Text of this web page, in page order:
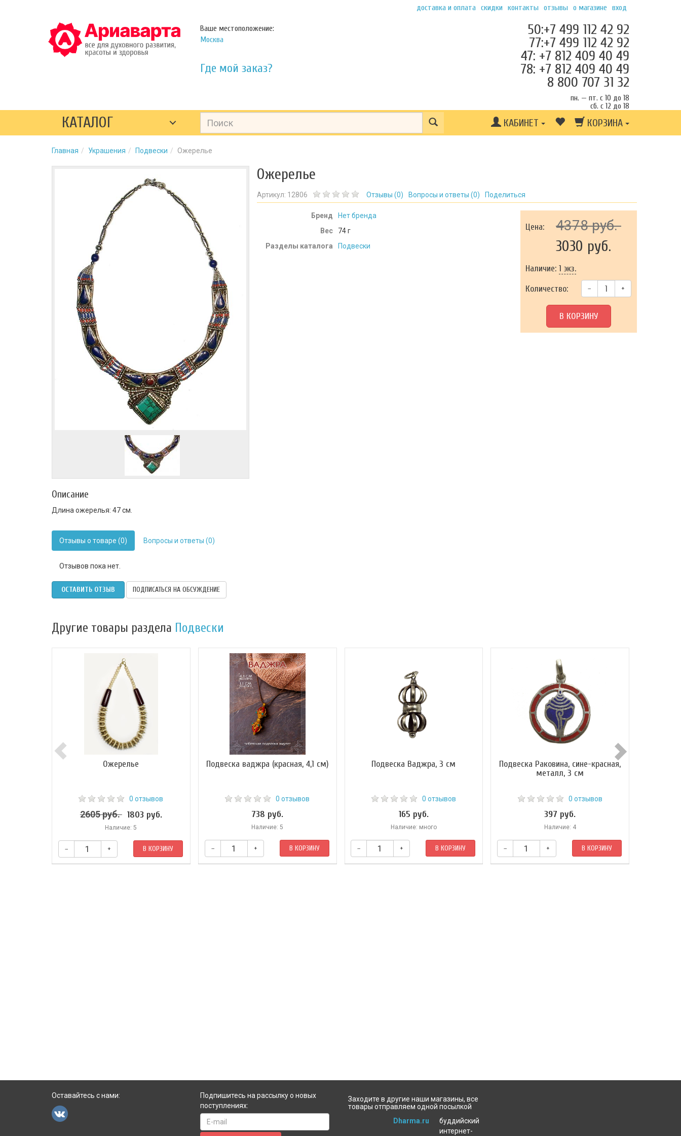
доставка и оплата скидки контакты отзывы о магазине вход
Ваше местоположение:
Москва
Где мой заказ?
50:+7 499 112 42 92
77:+7 499 112 42 92
47: +7 812 409 40 49
78: +7 812 409 40 49
8 800 707 31 32
пн. — пт. с 10 до 18
сб. с 12 до 18
КАТАЛОГ КАБИНЕТ КОРЗИНА
Главная Украшения Подвески Ожерелье
Ожерелье
Артикул: 12806 Отзывы (0) Вопросы и ответы (0) Поделиться
Бренд
Нет бренда
Вес
74г
Разделы каталога
Подвески
Цена: 4378 руб.
3030 руб.
Наличие: 1 экз.
Количество:
– +
В КОРЗИНУ
Описание
Длина ожерелья: 47 см.
Отзывы о товаре (0) Вопросы и ответы (0)
Отзывов пока нет.
ОСТАВИТЬ ОТЗЫВ ПОДПИСАТЬСЯ НА ОБСУЖДЕНИЕ
Другие товары раздела Подвески
Ожерелье
0 отзывов
2605 руб.1803 руб.
Наличие: 5
– + В КОРЗИНУ
Подвеска ваджра (красная, 4,1 см)
0 отзывов
738 руб.
Наличие: 5
– + В КОРЗИНУ
Подвеска Ваджра, 3 см
0 отзывов
165 руб.
Наличие: много
– + В КОРЗИНУ
Подвеска Раковина, сине-красная,
металл, 3 см
0 отзывов
397 руб.
Наличие: 4
– + В КОРЗИНУ
Оставайтесь с нами:
Подпишитесь на рассылку о новых
поступлениях:
Заходите в другие наши магазины, все
товары отправляем одной посылкой
Dharma.ru
буддийский
интернет-